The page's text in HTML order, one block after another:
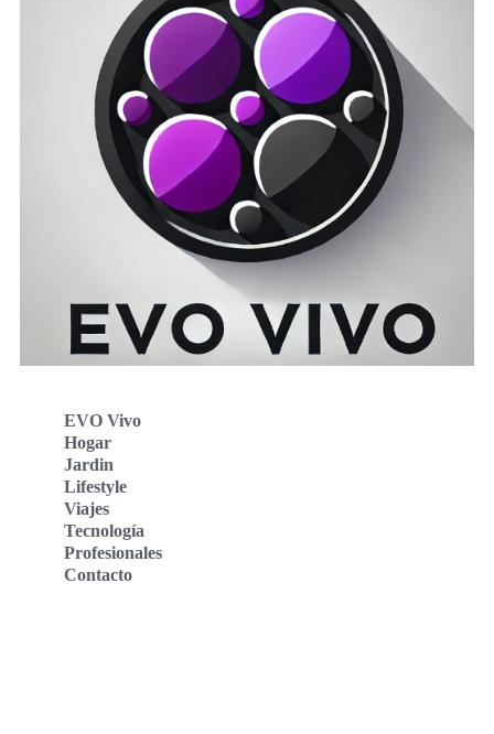
EVO Vivo
Hogar
Jardin
Lifestyle
Viajes
Tecnología
Profesionales
Contacto